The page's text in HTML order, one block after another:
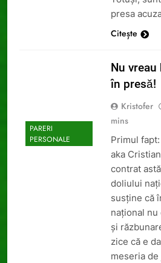
presa
Citește
PARERI
PERSONALE
Nu
în presă!
Kristofer
mins
Primul
aka
contrat
doliului
susține că
național
și
zice că e
meseria